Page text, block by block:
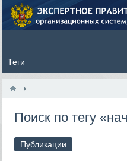
Поиск по тегу
Публикации